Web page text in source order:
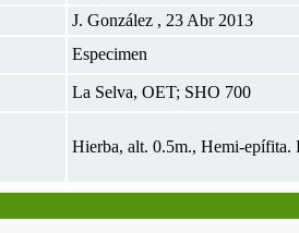
J. González , 23 Abr 2013
Especimen
La Selva, OET; SHO 700
Hierba, alt. 0.5m., Hemi-epífita.